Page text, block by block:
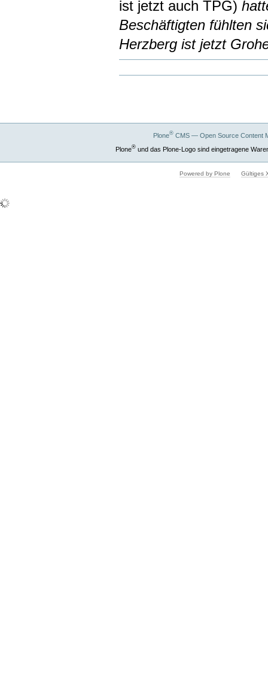
ist jetzt auch TPG)
Beschäftigten fühlten
Herzberg ist jetzt
Plone®CMS — Open Source Content
Plone®und das Plone-Logo sind eingetragene
Powered by Plone Gültiges